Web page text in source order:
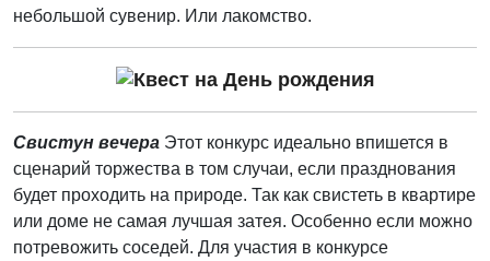
небольшой сувенир. Или лакомство.
Свистун вечера Этот конкурс идеально впишется в
сценарий торжества в том случаи, если празднования
будет проходить на природе. Так как свистеть в квартире
или доме не самая лучшая затея. Особенно если можно
потревожить соседей. Для участия в конкурсе